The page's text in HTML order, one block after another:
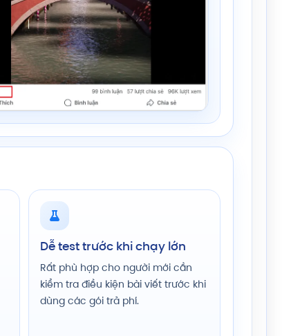
Dễ test trước khi chạy lớn
Rất phù hợp cho người mới cần
kiểm tra điều kiện bài viết trước khi
dùng các gói trả phí.